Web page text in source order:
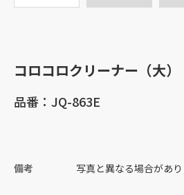
コロコロクリーナー（大）
品番：JQ-863E
備考 写真と異なる場合があ